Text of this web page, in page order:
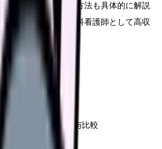
果的な収入アップ方法も具体的に解説
に基づき、美容外科看護師として高収
をご紹介します。
収と月収の実態
小クリニックの給与比較
い